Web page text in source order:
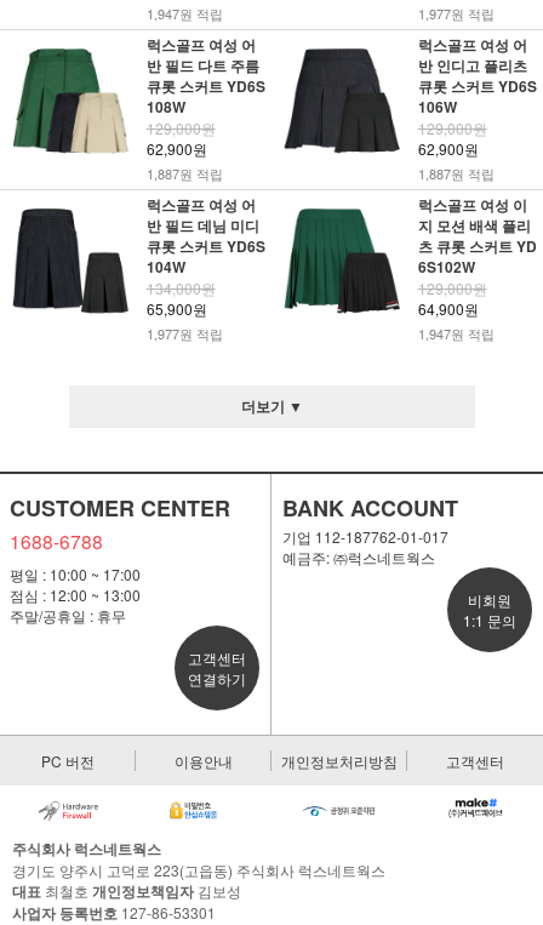
1,947원 적립 1,977원 적립
럭스골프 여성 어
반 필드 다트 주름
큐롯 스커트 YD6S
108W
129,000원
62,900원
1,887원 적립
럭스골프 여성 어
반 인디고 플리츠
큐롯 스커트 YD6S
106W
129,000원
62,900원
1,887원 적립
럭스골프 여성 어
반 필드 데님 미디
큐롯 스커트 YD6S
104W
134,000원
65,900원
1,977원 적립
럭스골프 여성 이
지 모션 배색 플리
츠 큐롯 스커트 YD
6S102W
129,000원
64,900원
1,947원 적립
더보기 ▼
CUSTOMER CENTER
1688-6788
평일 : 10:00 ~ 17:00
점심 : 12:00 ~ 13:00
주말/공휴일 : 휴무
고객센터
연결하기
BANK ACCOUNT
기업 112-187762-01-017
예금주: ㈜럭스네트웍스
비회원
1:1 문의
PC 버전 이용안내 개인정보처리방침 고객센터
주식회사 럭스네트웍스
경기도 양주시 고덕로 223(고읍동) 주식회사 럭스네트웍스
대표 최철호 개인정보책임자김보성
사업자 등록번호 127-86-53301